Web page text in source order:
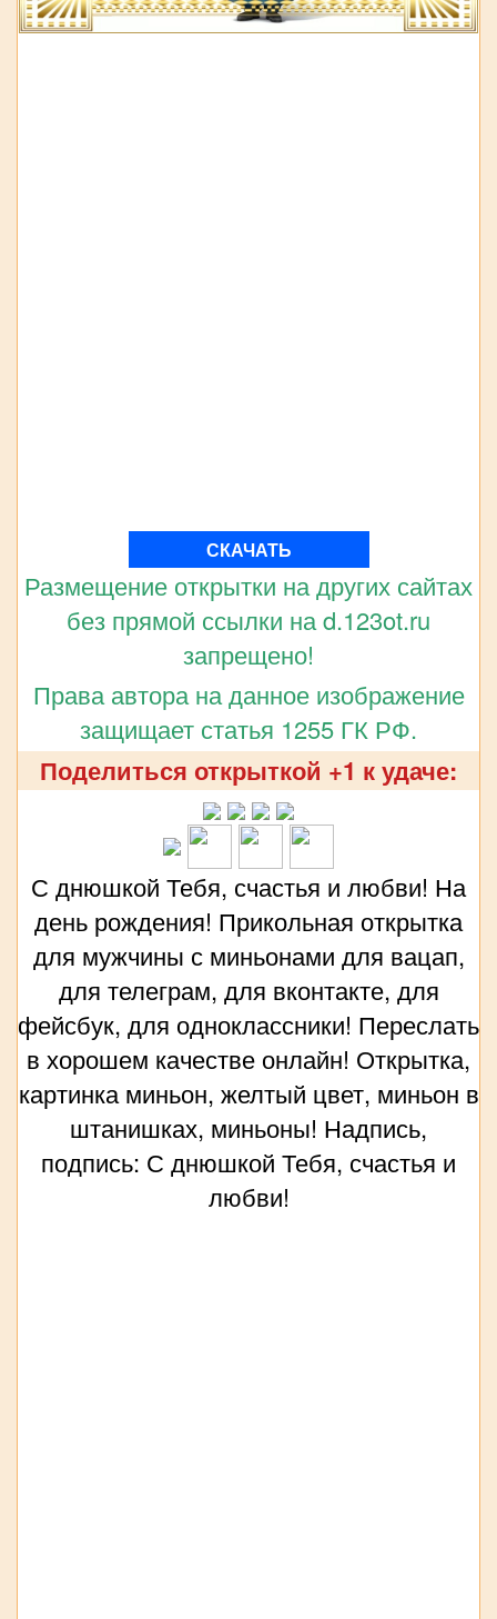
СКАЧАТЬ
Размещение открытки на других сайтах
без прямой ссылки на d.123ot.ru
запрещено!
Права автора на данное изображение
защищает статья 1255 ГК РФ.
Поделиться открыткой +1 к удаче:
С днюшкой Тебя, счастья и любви! На
день рождения! Прикольная открытка
для мужчины с миньонами для вацап,
для телеграм, для вконтакте, для
фейсбук, для одноклассники! Переслать
в хорошем качестве онлайн! Открытка,
картинка миньон, желтый цвет, миньон в
штанишках, миньоны! Надпись,
подпись: С днюшкой Тебя, счастья и
любви!